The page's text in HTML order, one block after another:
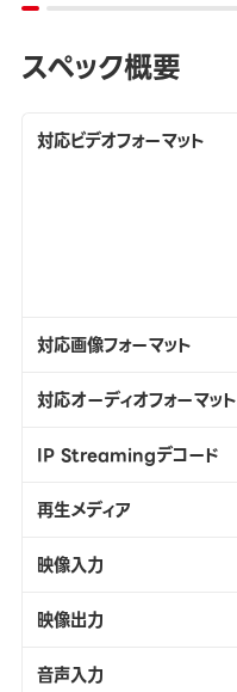
スペック概要
対応ビデオフォーマット
対応画像フォーマット
対応オーディオフォーマット
IP Streamingデコード
再生メディア
映像入力
映像出力
音声入力